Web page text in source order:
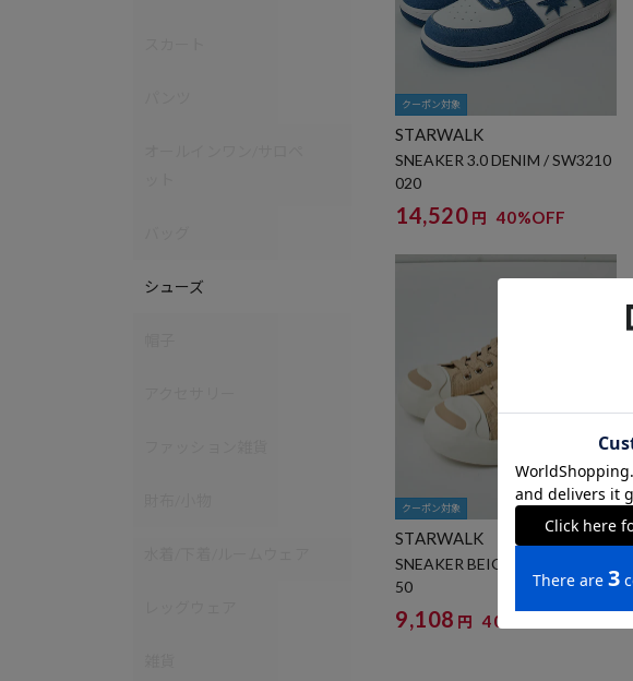
シューズ
クーポン対象
STARWALK
SNEAKER 3.0 DENIM / SW3210
020
14,520 円 40%OFF
クーポン対象
STARWALK
SNEAKER BEIGE / SW3250970
50
9,108 円 40%OFF